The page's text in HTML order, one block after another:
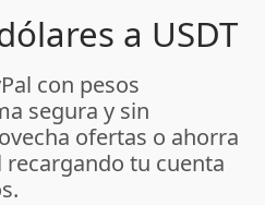
a USDT
con pesos
segura y sin
ofertas o ahorra
recargando tu cuenta